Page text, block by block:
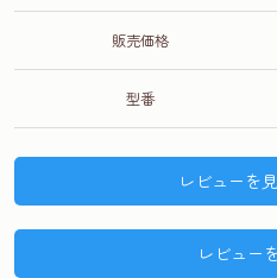
販売価格
型番
レビューを
レビュー